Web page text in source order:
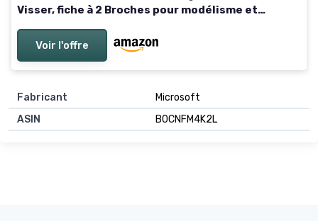
Visser, fiche à 2 Broches pour modélisme et
Voir l'offre
Fabricant
Microsoft
ASIN
B0CNFM4K2L